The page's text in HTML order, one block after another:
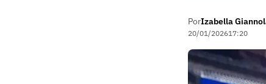
PorIzabella
20/01/202617:20